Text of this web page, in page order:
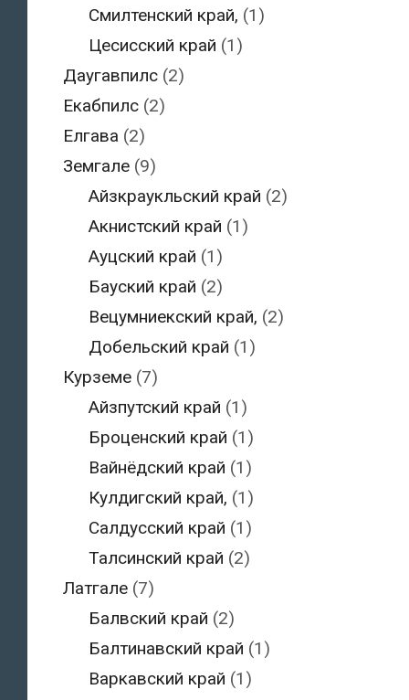
Смилтенский край, (1)
Цесисский край (1)
Даугавпилс(2)
Екабпилс(2)
Елгава (2)
Земгале(9)
Айзкраукльский край (2)
Акнистский край (1)
Ауцский край (1)
Бауский край (2)
Вецумниекский край, (2)
Добельский край (1)
Курземе(7)
Айзпутский край (1)
Броценский край (1)
Вайнёдский край (1)
Кулдигский край, (1)
Салдусский край (1)
Талсинский край (2)
Латгале(7)
Балвский край (2)
Балтинавский край (1)
Варкавский край (1)